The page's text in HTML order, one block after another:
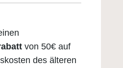
von 50€ auf
des älteren